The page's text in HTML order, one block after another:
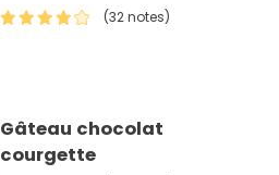
(32 notes)
Gâteau chocolat
courgette